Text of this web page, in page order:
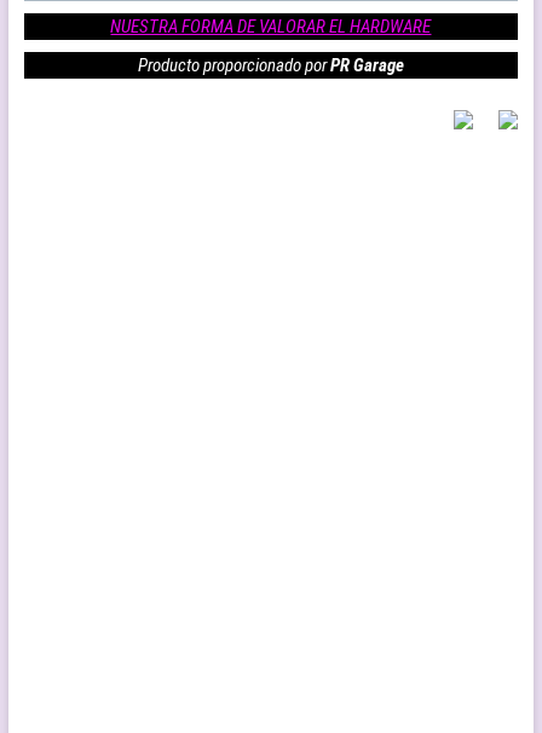
NUESTRA FORMA DE VALORAR EL HARDWARE
Producto proporcionado porPR Garage